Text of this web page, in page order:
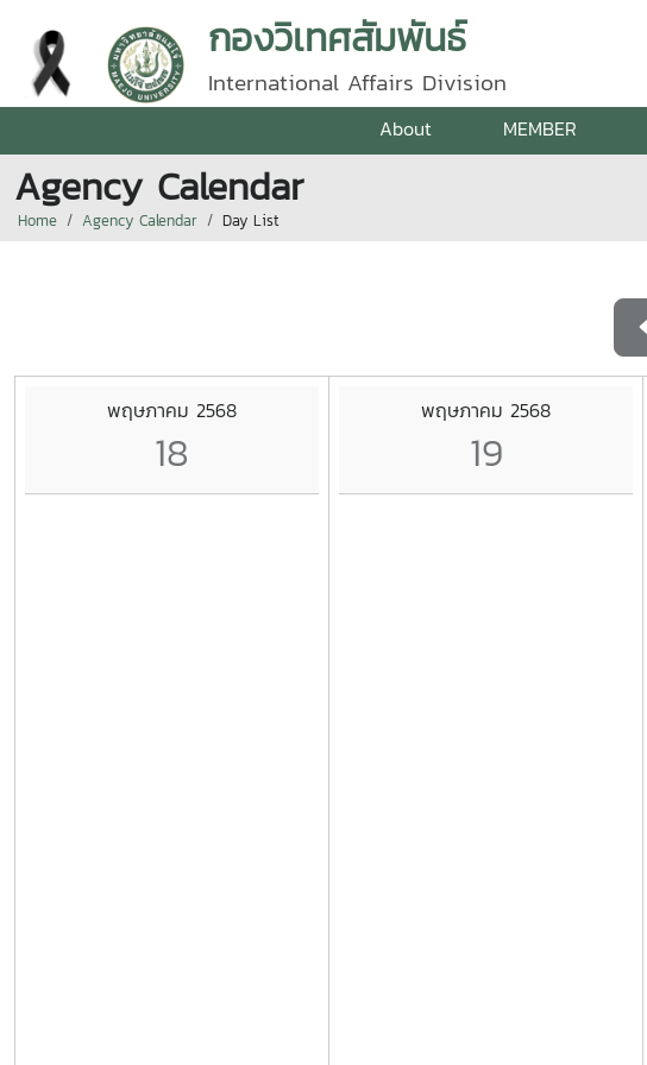
กองวิเทศสัมพันธ์
International Affairs Division
About MEMBER
Agency Calendar
Home Agency Calendar Day List
พฤษภาคม 2568
18
พฤษภาคม 2568
19